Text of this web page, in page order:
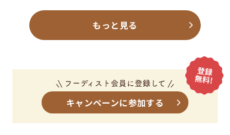
もっと見る
キャンペーンに参加する